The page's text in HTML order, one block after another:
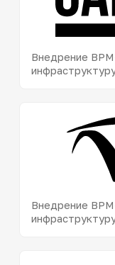
Внедрение
Внедрение